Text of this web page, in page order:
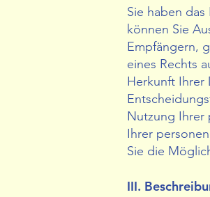
Sie haben
können Sie
Empfängern,
eines Rechts
Herkunft Ihrer
Nutzung Ihrer
Ihrer
Sie die
III.